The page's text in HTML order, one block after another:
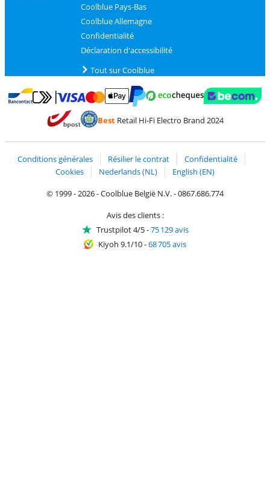
Coolblue Pays-Bas
Coolblue Allemagne
Confidentialité
Déclaration d'accessibilité
Tout sur Coolblue
Payer avec Bancontact
Payer avec MasterCard et Visa via ClickToPay
Payer avec PayPal
BestRetail Hi-Fi Electro Brand 2024
Conditions générales Résilier le contrat
Confidentialité
Cookies
Nederlands (NL)
English (EN)
© 1999 - 2026 - Coolblue België N.V. - 0867.686.774
Avis des clients :
Trustpilot 4/5-75 129 avis
Kiyoh 9.1/10-68 705 avis